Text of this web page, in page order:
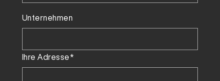
Unternehmen
Ihre Adresse*